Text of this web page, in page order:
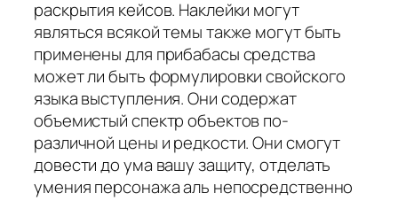
раскрытия кейсов. Наклейки могут
являться всякой темы также могут быть
применены для прибабасы средства
может ли быть формулировки свойского
языка выступления. Они содержат
объемистый спектр объектов по-
различной цены и редкости. Они смогут
довести до ума вашу защиту, отделать
умения персонажа аль непосредственно